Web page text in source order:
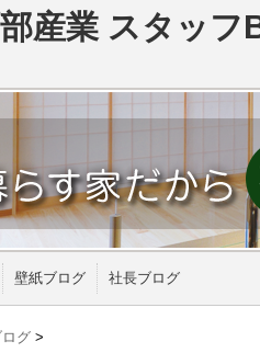
産業 スタッフ
壁紙ブログ 社長ブログ
グ >